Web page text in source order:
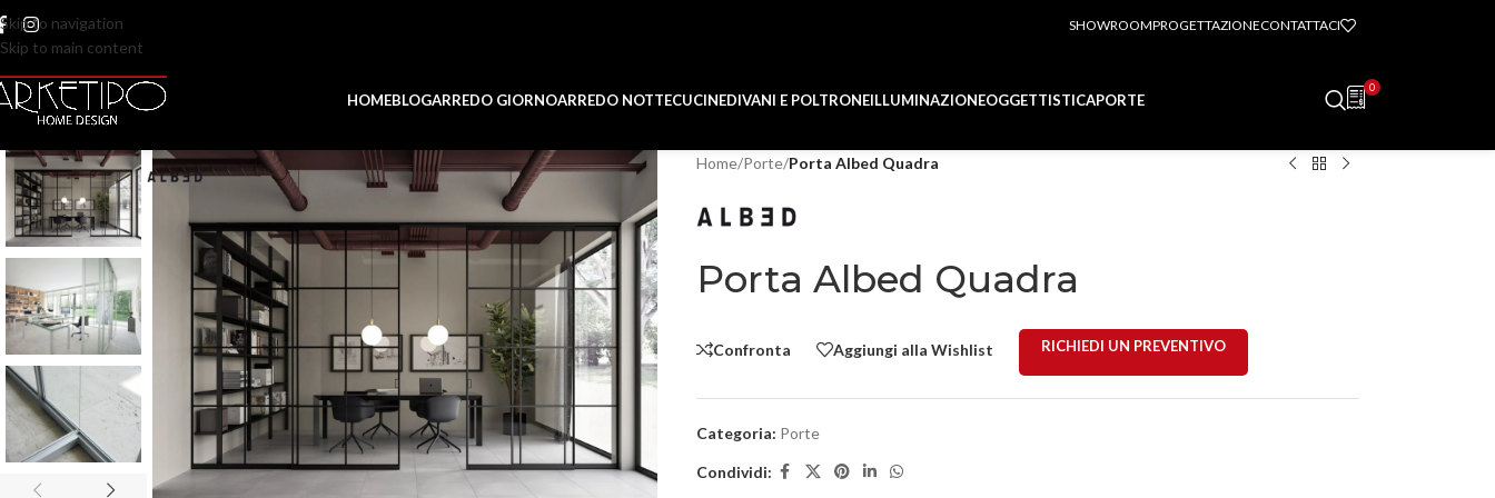
Skip to navigation
Skip to main content
SHOWROOMPROGETTAZIONECONTATTACI
HOMEBLOGARREDO GIORNOARREDO NOTTECUCINEDIVANI E POLTRONEILLUMINAZIONEOGGETTISTICAPORTE
0
Home/Porte/Porta Albed Quadra
Porta Albed Quadra
Confronta Aggiungi alla Wishlist RICHIEDI UN PREVENTIVO
Categoria: Porte
Condividi: